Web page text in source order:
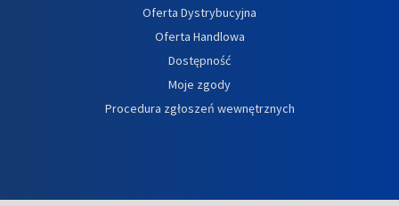
Oferta Dystrybucyjna
Oferta Handlowa
Dostępność
Moje zgody
Procedura zgłoszeń wewnętrznych